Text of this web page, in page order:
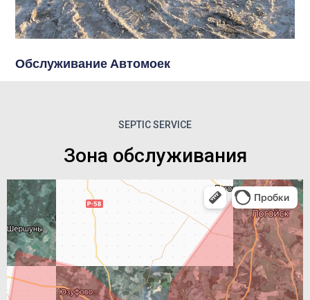
Обслуживание Автомоек
SEPTIC SERVICE
Зона обслуживания